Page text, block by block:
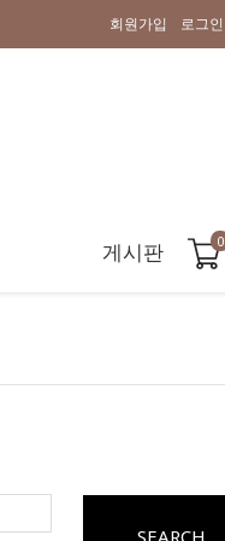
회원가입 로그인
게시판 0
SEARCH